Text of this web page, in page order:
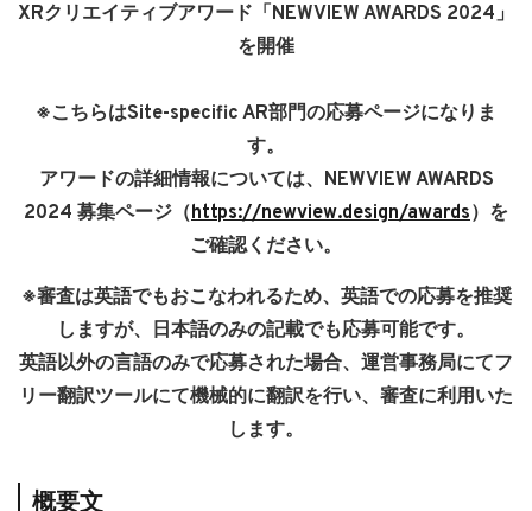
XRクリエイティブアワード「NEWVIEW AWARDS 2024」
を開催
※こちらはSite-specific AR部門の応募ページになりま
す。
アワードの詳細情報については、NEWVIEW AWARDS
2024 募集ページ（https://newview.design/awards）を
ご確認ください。
※審査は英語でもおこなわれるため、英語での応募を推奨
しますが、日本語のみの記載でも応募可能です。
英語以外の言語のみで応募された場合、運営事務局にてフ
リー翻訳ツールにて機械的に翻訳を行い、審査に利用いた
します。
概要文